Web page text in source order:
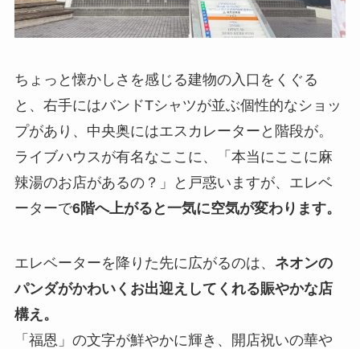
ちょっと懐かしさを感じる建物の入口をくぐる
と、右手にはバンドTシャツが並ぶ個性的なショッ
プがあり、中央奥にはエスカレーターと階段が。
ライブハウスが有名なここに、「本当にここに麻
辣湯のお店があるの？」と戸惑いますが、エレベ
ーターで6階へ上がると一気に空気が変わります。
エレベーターを降りた先に広がるのは、 ネオンの
パンダがかわいくお出迎えしてくれる賑やかな店
構え。
「福恩」の文字が鮮やかに輝き、開店祝いの華や